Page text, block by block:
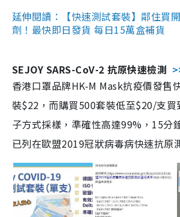
延伸閱讀：【快速測試套裝】鄰住買
劑！最快即日發貨 每日15萬盒補貨
SEJOY SARS-CoV-2 抗原快速檢測
香港口罩品牌HK-M Mask抗疫價發售
裝$22，而購買500套裝低至$20/支買
子方式採樣，準確性高達99%，15分
已列在歐盟2019冠狀病毒病快速抗原